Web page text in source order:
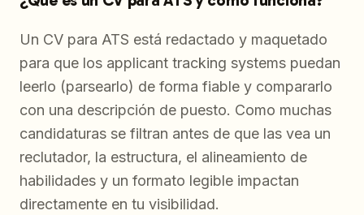
Un CV para ATS está redactado y maquetado
para que los applicant tracking systems puedan
leerlo (parsearlo) de forma fiable y compararlo
con una descripción de puesto. Como muchas
candidaturas se filtran antes de que las vea un
reclutador, la estructura, el alineamiento de
habilidades y un formato legible impactan
directamente en tu visibilidad.